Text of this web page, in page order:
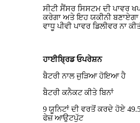
ਸੀਟੀ ਸੈਂਸਰ ਸਿਸਟਮ ਦੀ ਪਾਵਰ
ਕਰੇਗਾ ਅਤੇ ਇਹ ਯਕੀਨੀ
ਵਾਧੂ ਪੀਵੀ ਪਾਵਰ ਡਿਲੀਵਰ ਨਾ
ਹਾਈਬ੍ਰਿਡ ਓਪਰੇਸ਼ਨ
ਬੈਟਰੀ ਨਾਲ ਜੁੜਿਆ ਹੋਇਆ ਹੈ
ਬੈਟਰੀ ਕਨੈਕਟ ਕੀਤੇ ਬਿਨਾਂ
9 ਯੂਨਿਟਾਂ ਦੀ ਵਰਤੋਂ ਕਰਦੇ ਹੋਏ
ਫੇਜ਼ ਆਉਟਪੁੱਟ